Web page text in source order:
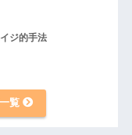
ジ的手法
覧